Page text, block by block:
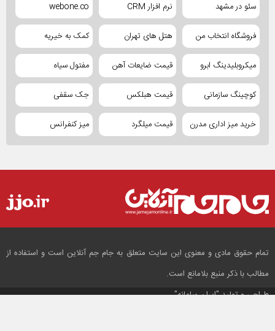
سئو در مشهد نرم افزار CRM webone.co
فروشگاه انتخاب من هتل های تهران کمک به خیریه
میکروبلیدینگ ابرو قیمت ضایعات آهن مفتول سیاه
کوچینگ سازمانی قیمت هبلکس جک سقفی
خرید میز اداری مدرن قیمت میلگرد میز کنفرانس
تمام حقوق مادی و معنوی این سایت متعلق به جام جم آنلاین است و استفاده از
مطالب با ذکر منبع بلامانع است.
طراحی و تولید"ایران سامانه"